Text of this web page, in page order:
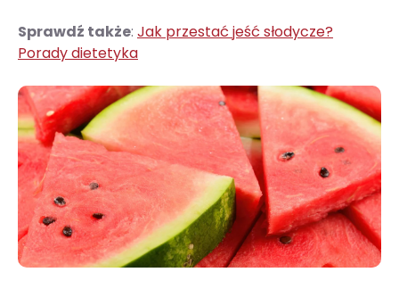
Sprawdź także: Jak przestać jeść słodycze?
Porady dietetyka